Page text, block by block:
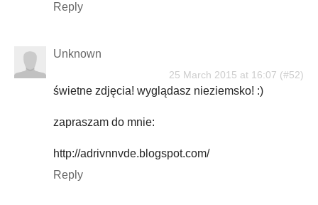
Reply
Unknown
25 March 2015 at 16:07
świetne zdjęcia! wyglądasz nieziemsko! :)
zapraszam do mnie:
http://adrivnnvde.blogspot.com/
Reply